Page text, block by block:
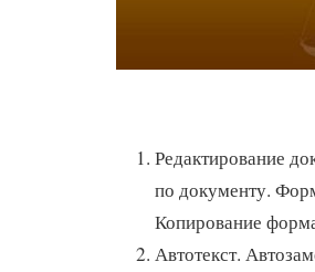
Редактирование
по документу.
Копирование
Автотекст.